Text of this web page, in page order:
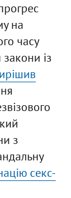
на
часу
із
з
секс-